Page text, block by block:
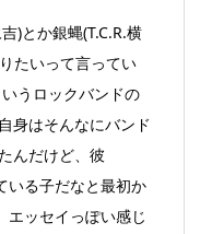
)とか銀蝿(T.C.R.横
たいって言ってい
うロックバンドの
身はそんなにバンド
んだけど、彼
いる子だなと最初か
エッセイっぽい感じ